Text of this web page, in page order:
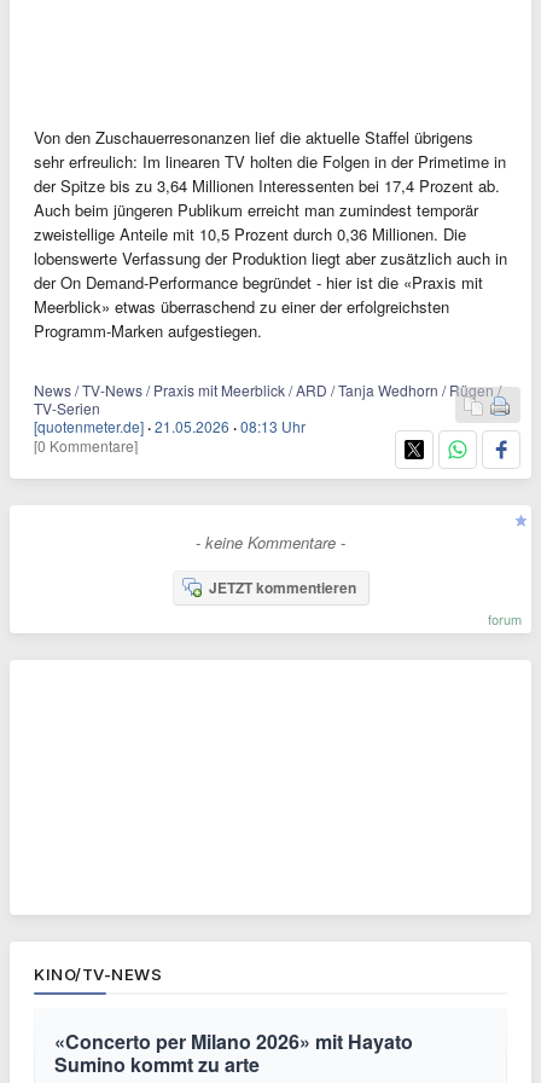
Von den Zuschauerresonanzen lief die aktuelle Staffel übrigens
sehr erfreulich: Im linearen TV holten die Folgen in der Primetime in
der Spitze bis zu 3,64 Millionen Interessenten bei 17,4 Prozent ab.
Auch beim jüngeren Publikum erreicht man zumindest temporär
zweistellige Anteile mit 10,5 Prozent durch 0,36 Millionen. Die
lobenswerte Verfassung der Produktion liegt aber zusätzlich auch in
der On Demand-Performance begründet - hier ist die «Praxis mit
Meerblick» etwas überraschend zu einer der erfolgreichsten
Programm-Marken aufgestiegen.
News / TV-News / Praxis mit Meerblick / ARD / Tanja Wedhorn / Rügen /
TV-Serien
[quotenmeter.de] ·21.05.2026 ·08:13 Uhr
[0 Kommentare]
- keine Kommentare -
JETZT kommentieren
forum
KINO/TV-NEWS
«Concerto per Milano 2026» mit Hayato
Sumino kommt zu arte